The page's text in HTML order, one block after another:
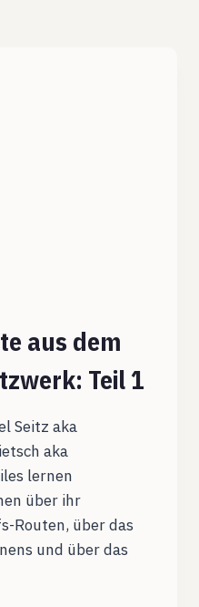
aus dem
Teil 1
Seitz aka
aka
lernen
über ihr
Routen, über das
und über das